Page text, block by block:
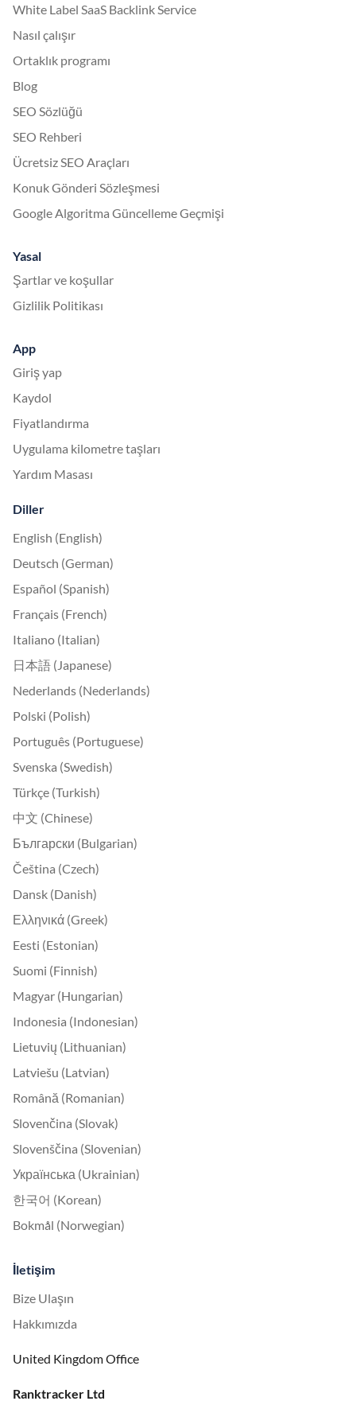
White Label SaaS Backlink Service
Nasıl çalışır
Ortaklık programı
Blog
SEO Sözlüğü
SEO Rehberi
Ücretsiz SEO Araçları
Konuk Gönderi Sözleşmesi
Google Algoritma Güncelleme Geçmişi
Yasal
Şartlar ve koşullar
Gizlilik Politikası
App
Giriş yap
Kaydol
Fiyatlandırma
Uygulama kilometre taşları
Yardım Masası
Diller
English (English)
Deutsch (German)
Español (Spanish)
Français (French)
Italiano (Italian)
日本語 (Japanese)
Nederlands (Nederlands)
Polski (Polish)
Português (Portuguese)
Svenska (Swedish)
Türkçe (Turkish)
中文 (Chinese)
Български (Bulgarian)
Čeština (Czech)
Dansk (Danish)
Ελληνικά (Greek)
Eesti (Estonian)
Suomi (Finnish)
Magyar (Hungarian)
Indonesia (Indonesian)
Lietuvių (Lithuanian)
Latviešu (Latvian)
Română (Romanian)
Slovenčina (Slovak)
Slovenščina (Slovenian)
Українська (Ukrainian)
한국어 (Korean)
Bokmål (Norwegian)
İletişim
Bize Ulaşın
Hakkımızda
United Kingdom Office
Ranktracker Ltd